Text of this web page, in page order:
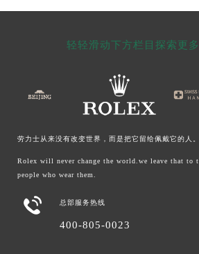
轻轻滑动下方栏目探索更
劳力士从来没有改变世界，而是把它留给佩戴它的人。
Rolex will never change the world.we leave that to
people who wear them.
 总部服务热线
400-805-0023